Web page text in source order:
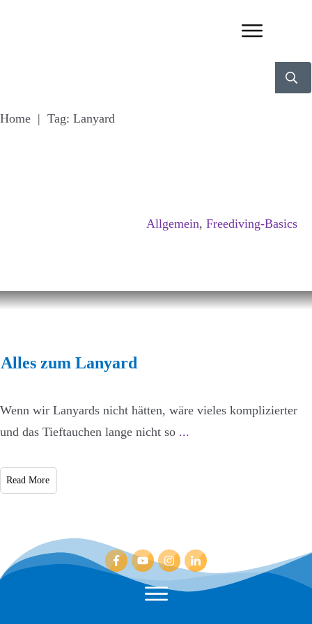
Home | Tag: Lanyard
Allgemein, Freediving-Basics
Alles zum Lanyard
Wenn wir Lanyards nicht hätten, wäre vieles komplizierter
und das Tieftauchen lange nicht so ...
Read More